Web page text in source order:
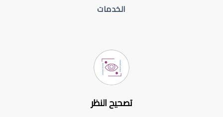
الخدمات
تصحيح النظر